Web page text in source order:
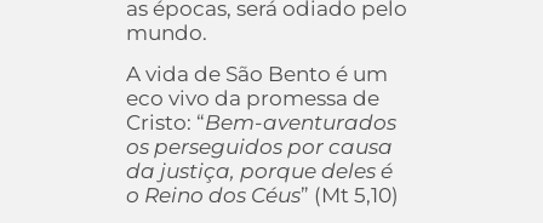
as épocas, será odiado pelo
mundo.
A vida de São Bento é um
eco vivo da promessa de
Cristo: “Bem-aventurados
os perseguidos por causa
da justiça, porque deles é
o Reino dos Céus” (Mt 5,10)